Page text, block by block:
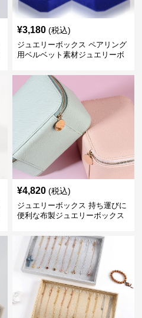
¥3,180 (税込)
ジュエリーボックス ペアリング
用ベルベット素材ジュエリーボ
¥4,820 (税込)
ジュエリーボックス 持ち運びに
便利な布製ジュエリーボックス